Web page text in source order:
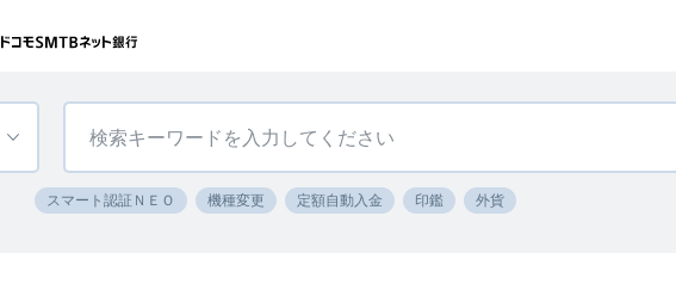
スマート認証ＮＥＯ 機種変更 定額自動入金 印鑑 外貨